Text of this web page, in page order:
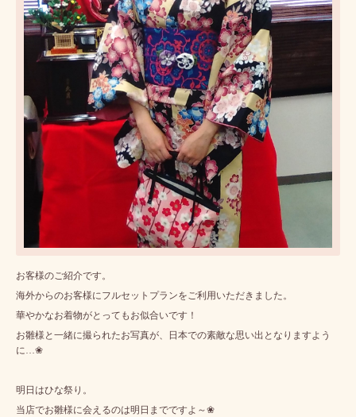
お客様のご紹介です。
海外からのお客様にフルセットプランをご利用いただきました。
華やかなお着物がとってもお似合いです！
お雛様と一緒に撮られたお写真が、日本での素敵な思い出となりますよう
に…❀
明日はひな祭り。
当店でお雛様に会えるのは明日までですよ～❀